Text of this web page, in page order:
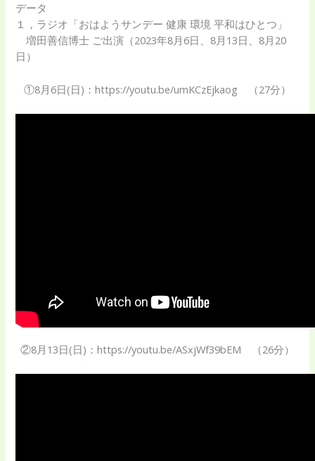
データ
１，ラジオ「おはようサンデー 健康 環境 平和はひとつ」
増田善信博士 ご出演（2023年8月6日、8月13日、8月20
日）
①8月6日(日)：https://youtu.be/umKCzEjkaog （27分）
②8月13日(日)：https://youtu.be/ASxjWf39bEM （26分）